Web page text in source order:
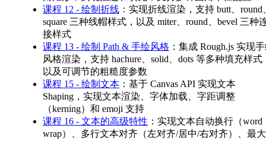
课程 12 - 绘制折线 ：实现折线渲染，支持 butt、round
square 三种线帽样式，以及 miter、round、bevel 三种
接样式
课程 13 - 绘制 Path & 手绘风格 ：集成 Rough.js 实现
风格渲染，支持 hachure、solid、dots 等多种填充样式
以及可调节的粗糙度参数
课程 15 - 绘制文本 ：基于 Canvas API 实现文本
Shaping，实现文本渲染、字体加载、字距调整
（kerning）和 emoji 支持
课程 16 - 文本的高级特性 ：实现文本自动换行（word
wrap）、多行文本对齐（左对齐/居中/右对齐）、最